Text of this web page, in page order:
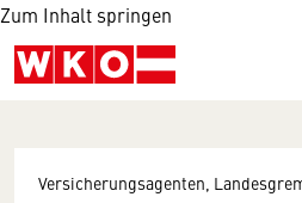
Zum Inhalt springen
Versicherungsagenten,